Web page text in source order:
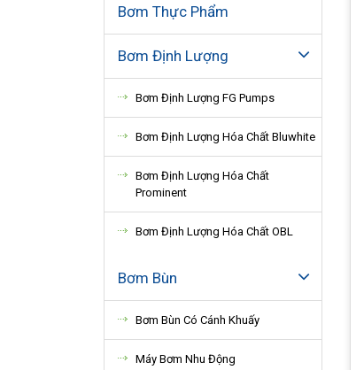
Bơm Thực Phẩm
Bơm Định Lượng
Bơm Định Lượng FG Pumps
Bơm Định Lượng Hóa Chất Bluwhite
Bơm Định Lượng Hóa Chất
Prominent
Bơm Định Lượng Hóa Chất OBL
Bơm Bùn
Bơm Bùn Có Cánh Khuấy
Máy Bơm Nhu Động